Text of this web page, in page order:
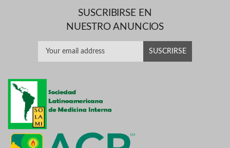
SUSCRIBIRSE EN
NUESTRO ANUNCIOS